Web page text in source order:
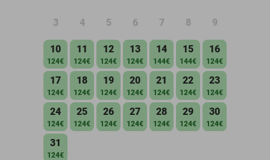
3 4 5 6 7 8 9
10
124€
11
124€
12
124€
13
124€
14
144€
15
144€
16
124€
17
124€
18
124€
19
124€
20
124€
21
124€
22
124€
23
124€
24
124€
25
124€
26
124€
27
124€
28
124€
29
124€
30
124€
31
124€